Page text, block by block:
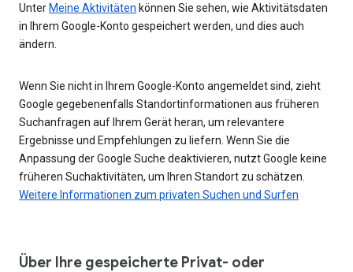
UnterMeine Aktivitäten können Sie sehen, wie Aktivitätsdaten
in Ihrem Google-Konto gespeichert werden, und dies auch
ändern.
Wenn Sie nicht in Ihrem Google-Konto angemeldet sind, zieht
Google gegebenenfalls Standortinformationen aus früheren
Suchanfragen auf Ihrem Gerät heran, um relevantere
Ergebnisse und Empfehlungen zu liefern. Wenn Sie die
Anpassung der Google Suche deaktivieren, nutzt Google keine
früheren Suchaktivitäten, um Ihren Standort zu schätzen.
Weitere Informationen zum privaten Suchen und Surfen
Über Ihre gespeicherte Privat- oder